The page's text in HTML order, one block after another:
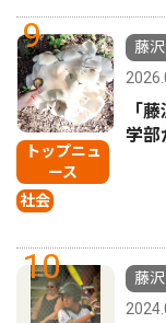
9
トップニュ
ース
社会
藤沢
「
学部
10
藤沢